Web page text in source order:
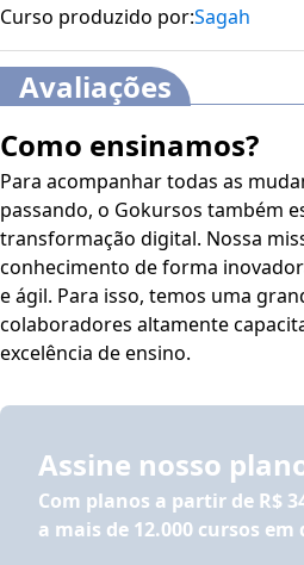
Curso produzido por:Sagah
Avaliações
Como ensinamos?
Para acompanhar todas as
passando, o Gokursos também
transformação digital. Nossa
conhecimento de forma
e ágil. Para isso, temos uma grande rede de professores
colaboradores altamente
excelência de ensino.
Assine nosso
Com planos a partir de R$
a mais de 12.000 cursos